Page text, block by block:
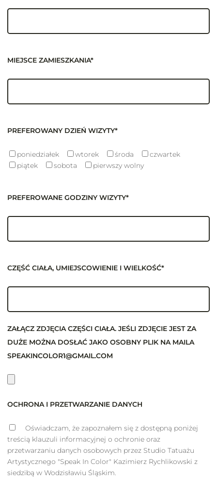
MIEJSCE ZAMIESZKANIA*
PREFEROWANY DZIEŃ WIZYTY*
poniedziałek wtorek środa
czwartek
piątek
sobota pierwszy wolny
PREFEROWANE GODZINY WIZYTY*
CZĘŚĆ CIAŁA, UMIEJSCOWIENIE I WIELKOŚĆ*
ZAŁĄCZ ZDJĘCIA CZĘŚCI CIAŁA. JEŚLI ZDJĘCIE JEST ZA
DUŻE MOŻNA DOSŁAĆ JAKO OSOBNY PLIK NA MAILA
SPEAKINCOLOR1@GMAIL.COM
OCHRONA I PRZETWARZANIE DANYCH
Oświadczam, że zapoznałem się z dostępną poniżej
treścią klauzuli informacyjnej o ochronie oraz
przetwarzaniu danych osobowych przez Studio Tatuażu
Artystycznego "Speak In Color" Kazimierz Rychlikowski z
siedzibą w Wodzisławiu Śląskim.